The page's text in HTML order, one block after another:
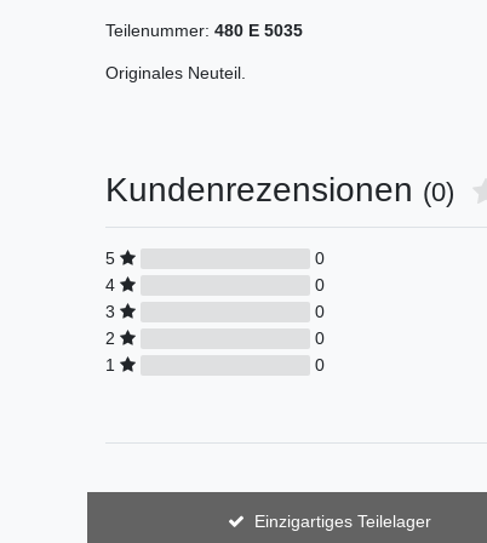
Teilenummer: 480 E 5035
Originales Neuteil.
Kundenrezensionen (0)
5
0
4
0
3
0
2
0
1
0
Einzigartiges Teilelager